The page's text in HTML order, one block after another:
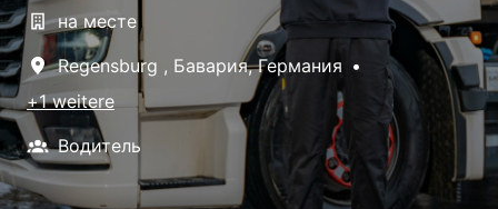
на месте
Regensburg , Бавария, Германия •
+1 weitere
Водитель